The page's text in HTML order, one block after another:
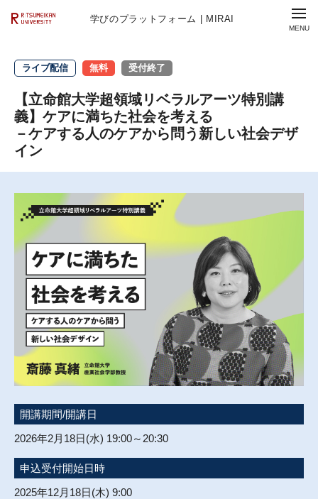
学びのプラットフォーム | MIRAI
ライブ配信 無料 受付終了
【立命館大学超領域リベラルアーツ特別講
義】ケアに満ちた社会を考える
－ケアする人のケアから問う新しい社会デザ
イン
開講期間/開講日
2026年2月18日(水) 19:00～20:30
申込受付開始日時
2025年12月18日(木) 9:00